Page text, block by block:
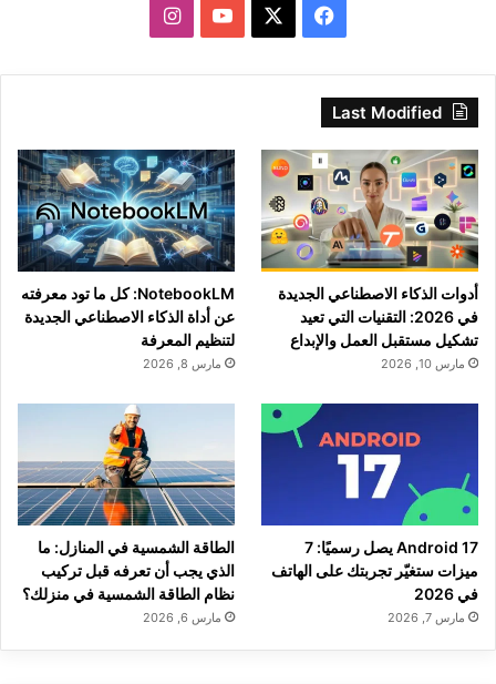
فيسبوك ‫YouTubeانستقرام
Last Modified
أدوات الذكاء الاصطناعي الجديدة
في 2026: التقنيات التي تعيد
تشكيل مستقبل العمل والإبداع
مارس 10, 2026
NotebookLM: كل ما تود معرفته
عن أداة الذكاء الاصطناعي الجديدة
لتنظيم المعرفة
مارس 8, 2026
Android 17 يصل رسميًا: 7
ميزات ستغيّر تجربتك على الهاتف
في 2026
مارس 7, 2026
الطاقة الشمسية في المنازل: ما
الذي يجب أن تعرفه قبل تركيب
نظام الطاقة الشمسية في منزلك؟
مارس 6, 2026